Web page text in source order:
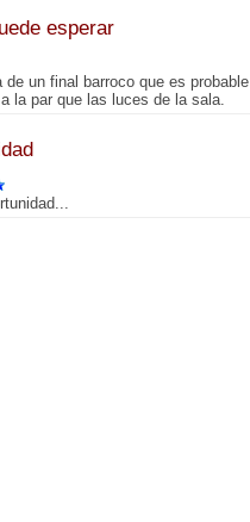
esperar
de un final barroco que es probable
la par que las luces de la sala.